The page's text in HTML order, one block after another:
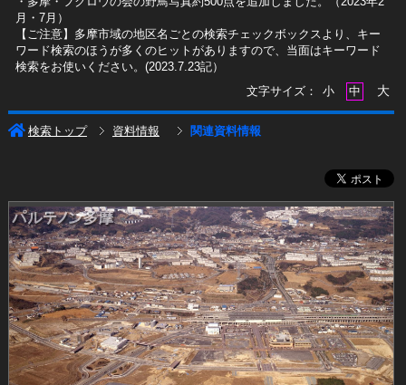
月・7月）
【ご注意】多摩市域の地区名ごとの検索チェックボックスより、キー
ワード検索のほうが多くのヒットがありますので、当面はキーワード
検索をお使いください。(2023.7.23記）
文字サイズ：
小 中 大
検索トップ 資料情報 関連資料情報